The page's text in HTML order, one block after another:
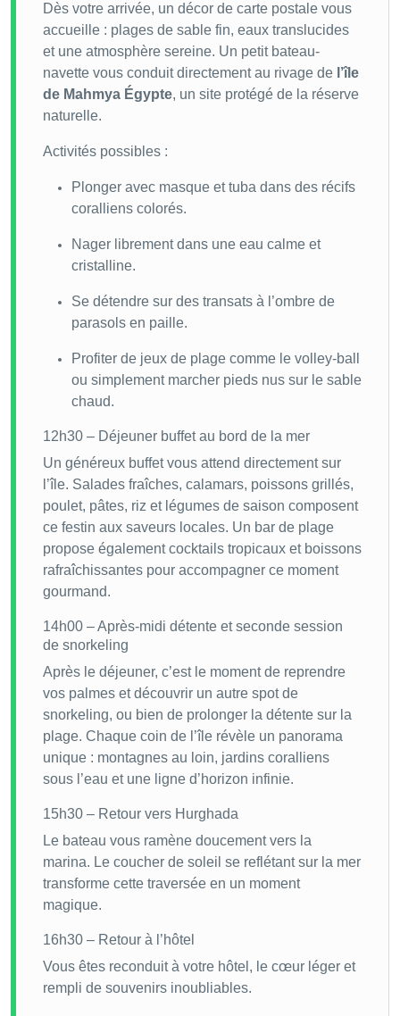
Dès votre arrivée, un décor de carte postale vous
accueille : plages de sable fin, eaux translucides
et une atmosphère sereine. Un petit bateau-
navette vous conduit directement au rivage de l’île
de Mahmya Égypte, un site protégé de la réserve
naturelle.
Activités possibles :
Plonger avec masque et tuba dans des récifs
coralliens colorés.
Nager librement dans une eau calme et
cristalline.
Se détendre sur des transats à l’ombre de
parasols en paille.
Profiter de jeux de plage comme le volley-ball
ou simplement marcher pieds nus sur le sable
chaud.
12h30 – Déjeuner buffet au bord de la mer
Un généreux buffet vous attend directement sur
l’île. Salades fraîches, calamars, poissons grillés,
poulet, pâtes, riz et légumes de saison composent
ce festin aux saveurs locales. Un bar de plage
propose également cocktails tropicaux et boissons
rafraîchissantes pour accompagner ce moment
gourmand.
14h00 – Après-midi détente et seconde session
de snorkeling
Après le déjeuner, c’est le moment de reprendre
vos palmes et découvrir un autre spot de
snorkeling, ou bien de prolonger la détente sur la
plage. Chaque coin de l’île révèle un panorama
unique : montagnes au loin, jardins coralliens
sous l’eau et une ligne d’horizon infinie.
15h30 – Retour vers Hurghada
Le bateau vous ramène doucement vers la
marina. Le coucher de soleil se reflétant sur la mer
transforme cette traversée en un moment
magique.
16h30 – Retour à l’hôtel
Vous êtes reconduit à votre hôtel, le cœur léger et
rempli de souvenirs inoubliables.